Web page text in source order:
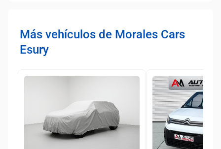
Más vehículos de Morales Cars
Esury